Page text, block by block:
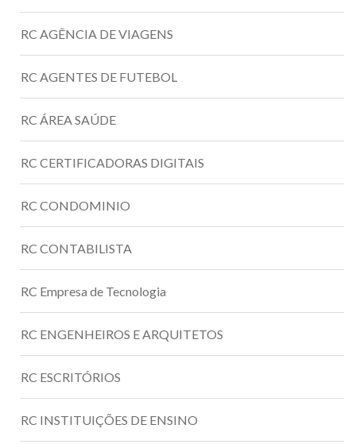
RC AGÊNCIA DE VIAGENS
RC AGENTES DE FUTEBOL
RC ÁREA SAÚDE
RC CERTIFICADORAS DIGITAIS
RC CONDOMINIO
RC CONTABILISTA
RC Empresa de Tecnologia
RC ENGENHEIROS E ARQUITETOS
RC ESCRITÓRIOS
RC INSTITUIÇÕES DE ENSINO